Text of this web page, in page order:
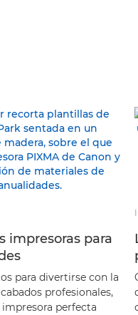
impresoras para
para divertirse con la
profesionales,
perfecta